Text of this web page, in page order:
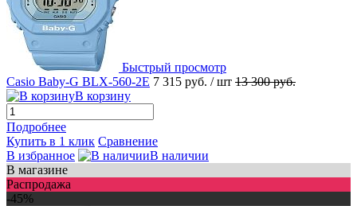
Быстрый просмотр
Casio Baby-G BLX-560-2E 7 315 руб. / шт 13 300 руб.
В корзину
Подробнее
Купить в 1 клик Сравнение
В избранное
В наличии
В магазине
Распродажа
-45%